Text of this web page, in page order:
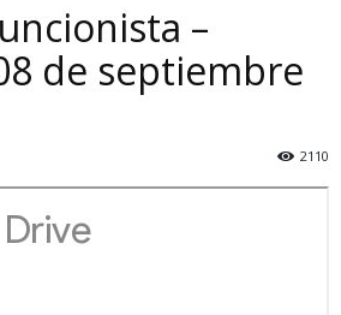
–
de septiembre
2110